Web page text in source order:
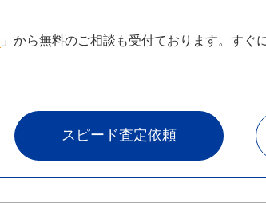
」から無料のご相談も受付ております。すぐ
スピード査定依頼